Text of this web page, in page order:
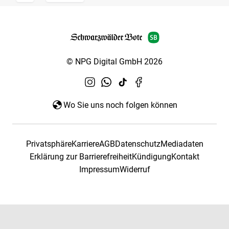
© NPG Digital GmbH 2026
Wo Sie uns noch folgen können
PrivatsphäreKarriereAGBDatenschutzMediadaten
Erklärung zur BarrierefreiheitKündigungKontakt
ImpressumWiderruf